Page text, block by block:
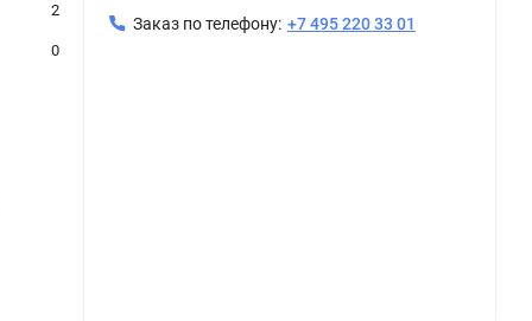
2
0
Заказ по телефону: +7 495 220 33 01